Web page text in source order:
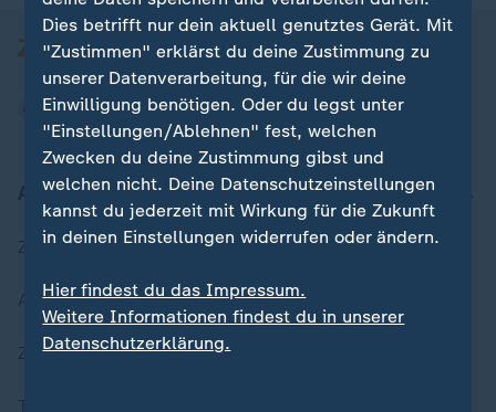
Aktuell bei ZDFheute
Zuletzt veröffentlicht
Aktuelle Sendungs-Videos
ZDFheute Stories
Dies betrifft nur dein aktuell genutztes Gerät. Mit
"Zustimmen" erklärst du deine Zustimmung zu
unserer Datenverarbeitung, für die wir deine
Einwilligung benötigen. Oder du legst unter
"Einstellungen/Ablehnen" fest, welchen
Zwecken du deine Zustimmung gibst und
welchen nicht. Deine Datenschutzeinstellungen
kannst du jederzeit mit Wirkung für die Zukunft
in deinen Einstellungen widerrufen oder ändern.
Hier findest du das Impressum.
Weitere Informationen findest du in unserer
Datenschutzerklärung.